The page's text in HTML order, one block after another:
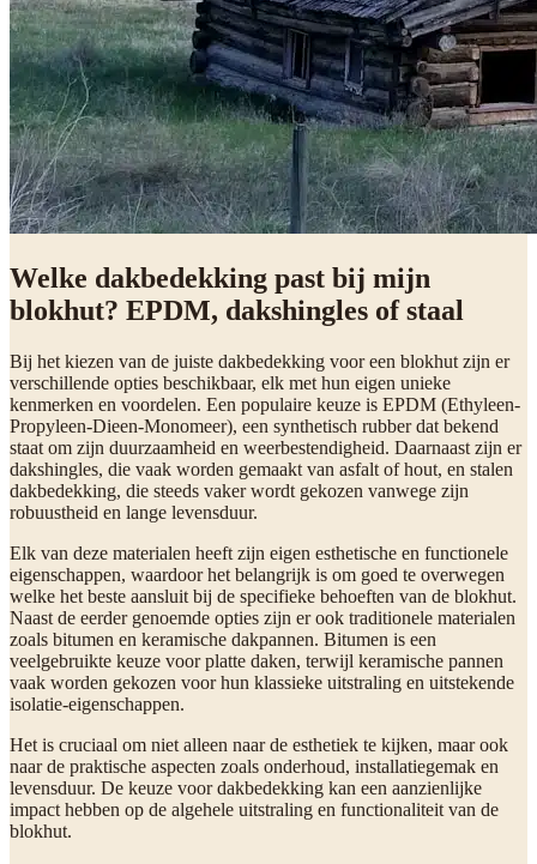
Welke dakbedekking past bij mijn
blokhut? EPDM, dakshingles of staal
Bij het kiezen van de juiste dakbedekking voor een blokhut zijn er
verschillende opties beschikbaar, elk met hun eigen unieke
kenmerken en voordelen. Een populaire keuze is EPDM (Ethyleen-
Propyleen-Dieen-Monomeer), een synthetisch rubber dat bekend
staat om zijn duurzaamheid en weerbestendigheid. Daarnaast zijn er
dakshingles, die vaak worden gemaakt van asfalt of hout, en stalen
dakbedekking, die steeds vaker wordt gekozen vanwege zijn
robuustheid en lange levensduur.
Elk van deze materialen heeft zijn eigen esthetische en functionele
eigenschappen, waardoor het belangrijk is om goed te overwegen
welke het beste aansluit bij de specifieke behoeften van de blokhut.
Naast de eerder genoemde opties zijn er ook traditionele materialen
zoals bitumen en keramische dakpannen. Bitumen is een
veelgebruikte keuze voor platte daken, terwijl keramische pannen
vaak worden gekozen voor hun klassieke uitstraling en uitstekende
isolatie-eigenschappen.
Het is cruciaal om niet alleen naar de esthetiek te kijken, maar ook
naar de praktische aspecten zoals onderhoud, installatiegemak en
levensduur. De keuze voor dakbedekking kan een aanzienlijke
impact hebben op de algehele uitstraling en functionaliteit van de
blokhut.